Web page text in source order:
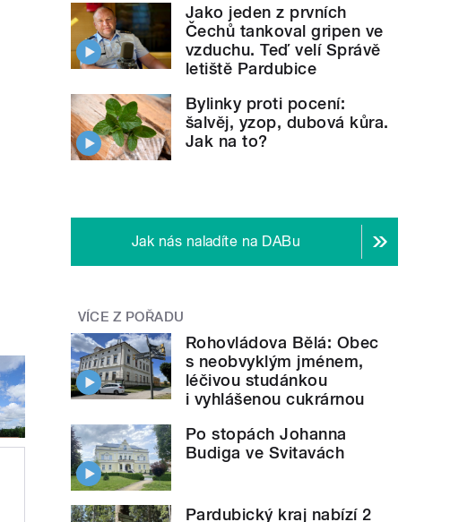
Jako jeden z prvních
Čechů tankoval gripen ve
vzduchu. Teď velí Správě
letiště Pardubice
Bylinky proti pocení:
šalvěj, yzop, dubová kůra.
Jak na to?
Jak nás naladíte na DABu
VÍCE Z POŘADU
Rohovládova Bělá: Obec
s neobvyklým jménem,
léčivou studánkou
i vyhlášenou cukrárnou
Po stopách Johanna
Budiga ve Svitavách
Pardubický kraj nabízí 2